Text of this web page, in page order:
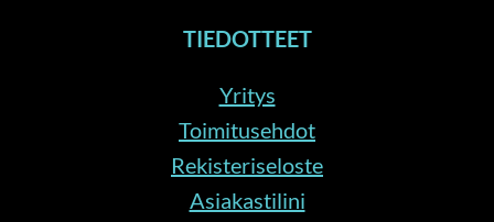
TIEDOTTEET
Yritys
Toimitusehdot
Rekisteriseloste
Asiakastilini